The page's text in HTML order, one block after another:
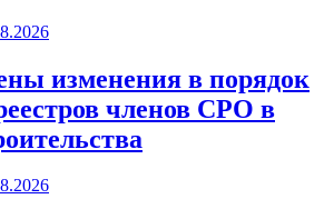
изменения в порядок
членов СРО в